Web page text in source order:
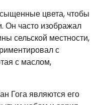
цвета, чтобы
Он часто изображал
сельской местности,
с
с маслом,
Гога являются его